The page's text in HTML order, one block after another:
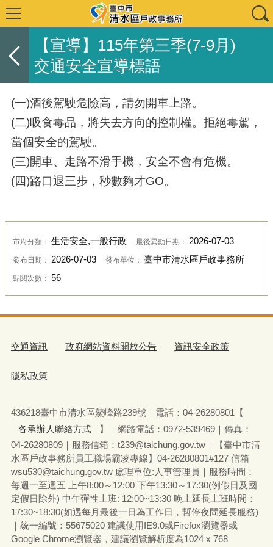
【宣導】115年第三季(7-9月)
交通安全宣導標語
(一)酒後駕駛危險高，請勿開車上路。
(二)吸食毒品，將失去方向的控制權。拒絕毒駕，
當個安全的駕駛。
(三)開車、走路不滑手機，安全不會有危機。
(四)路口退三步，秒數夠才GO。
市府分類： 生活安全,一般行政 最後異動日期： 2026-07-03
發布日期： 2026-07-03 發布單位： 臺中市清水區戶政事務所
點閱次數： 56
交通資訊 政府網站資料開放公告 資訊安全政策
隱私政策
436218臺中市清水區鰲峰路239號｜電話：04-26280801【
各承辦人聯絡方式
】｜網路電話：0972-539469｜傳真：
04-26280809｜服務信箱：t239@taichung.gov.tw｜【臺中市清
水區戶政事務所員工職場霸凌專線】04-26280801#127 信箱
wsu530@taichung.gov.tw 處理單位:人事管理員
服務時間：
每週一至週五 上午8:00～12:00 下午13:30～17:30(例假日及國
定假日除外) 中午彈性上班: 12:00~13:30 晚上延長上班時間：
17:30~18:30(如遇每月最後一日為工作日，暫停夜間延長服務)
統一編號：55675020 建議使用IE9.0或Firefox瀏覽器或
Google Chrome瀏覽器，建議瀏覽解析度為1024 x 768